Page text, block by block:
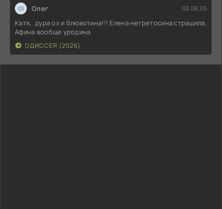
Олег 02.08.26
Катя, дура ох и блювотина!!! Елена негретосина страшила,
Афина вообще уродина
ОДИССЕЯ (2026)